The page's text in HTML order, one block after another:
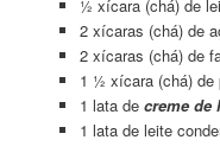
½ xícara (chá) de
2 xícaras (chá) de
2 xícaras (chá) de
1 ½ xícara (chá) de
1 lata de creme de
1 lata de leite